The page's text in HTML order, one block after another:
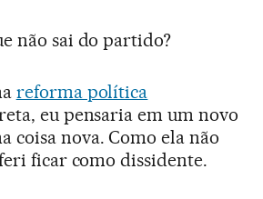
não sai do partido?
reforma política
eu pensaria em um novo
coisa nova. Como ela não
ficar como dissidente.